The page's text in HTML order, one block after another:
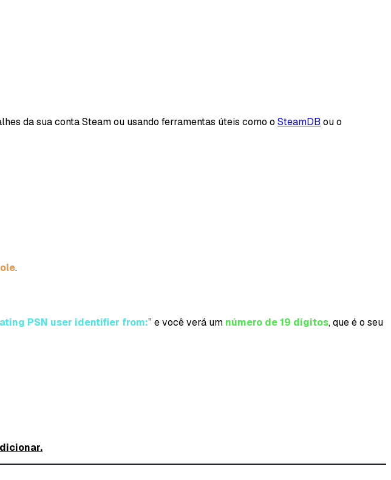
da sua conta Steam ou usando ferramentas úteis como o SteamDB ou o
.
PSN user identifier from:” e você verá um número de 19 dígitos, que é o seu